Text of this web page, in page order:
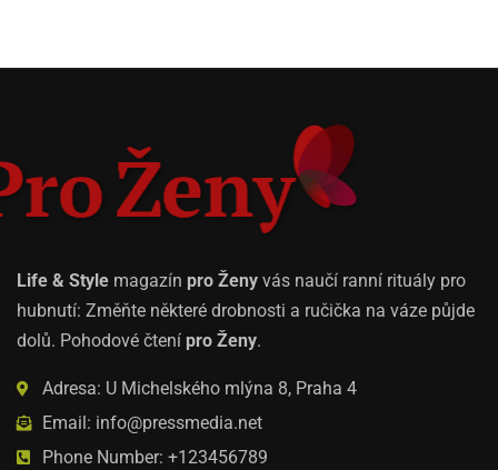
Life & Style magazín pro Ženy vás naučí ranní rituály pro
hubnutí: Změňte některé drobnosti a ručička na váze půjde
dolů. Pohodové čtení pro Ženy.
Adresa: U Michelského mlýna 8, Praha 4
Email: info@pressmedia.net
Phone Number: +123456789